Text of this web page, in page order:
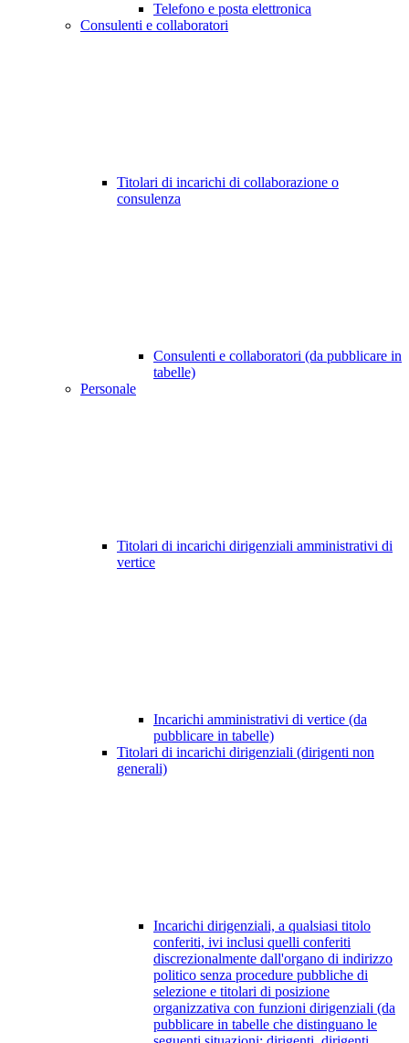
Telefono e posta elettronica
Consulenti e collaboratori
Titolari di incarichi di collaborazione o
consulenza
Consulenti e collaboratori (da pubblicare in
tabelle)
Personale
Titolari di incarichi dirigenziali amministrativi di
vertice
Incarichi amministrativi di vertice (da
pubblicare in tabelle)
Titolari di incarichi dirigenziali (dirigenti non
generali)
Incarichi dirigenziali, a qualsiasi titolo
conferiti, ivi inclusi quelli conferiti
discrezionalmente dall'organo di indirizzo
politico senza procedure pubbliche di
selezione e titolari di posizione
organizzativa con funzioni dirigenziali (da
pubblicare in tabelle che distinguano le